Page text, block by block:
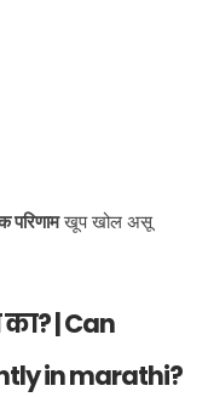
परिणामखूप खोल असू
| Can
in marathi?